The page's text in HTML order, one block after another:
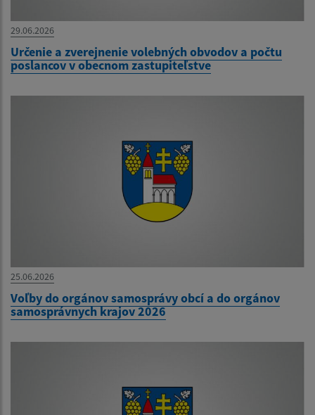
29.06.2026
Určenie a zverejnenie volebných obvodov a počtu
poslancov v obecnom zastupiteľstve
25.06.2026
Voľby do orgánov samosprávy obcí a do orgánov
samosprávnych krajov 2026